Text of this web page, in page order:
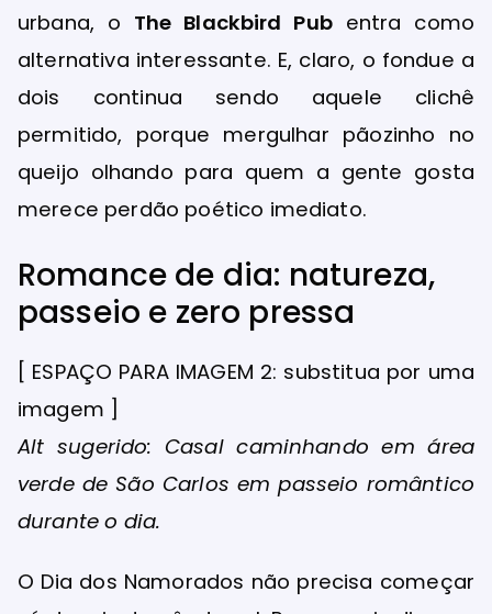
urbana, o The Blackbird Pubentra como
alternativa interessante. E, claro, o fondue a
dois continua sendo aquele clichê
permitido, porque mergulhar pãozinho no
queijo olhando para quem a gente gosta
merece perdão poético imediato.
Romance de dia: natureza,
passeio e zero pressa
[ ESPAÇO PARA IMAGEM 2: substitua por uma
imagem ]
Alt sugerido: Casal caminhando em área
verde de São Carlos em passeio romântico
durante o dia.
O Dia dos Namorados não precisa começar